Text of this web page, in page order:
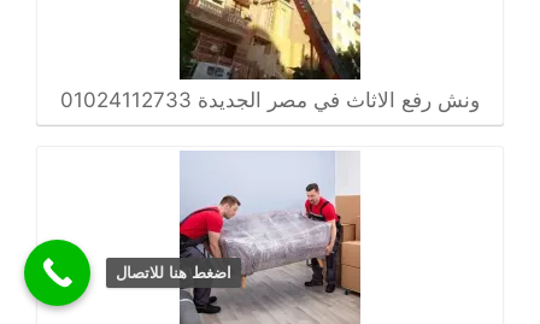
ونش رفع الاثاث في مصر الجديدة 01024112733
اضغط هنا للاتصال